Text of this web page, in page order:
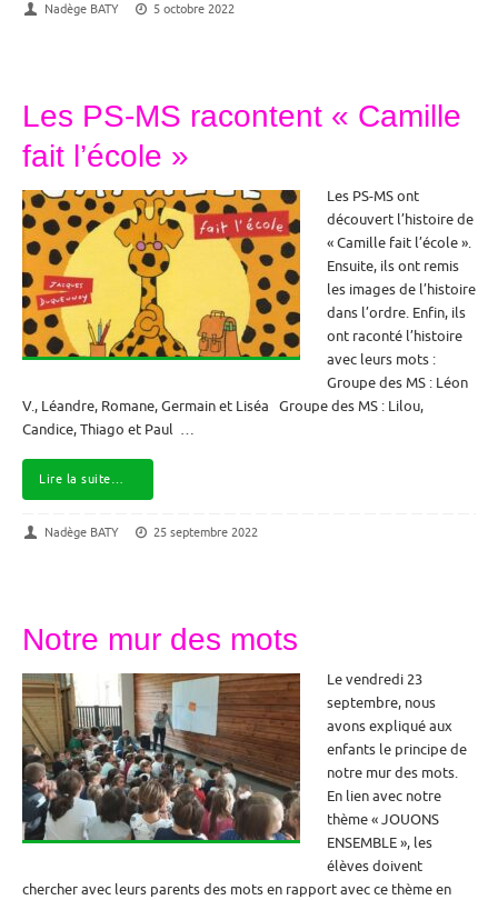
Nadège BATY 5 octobre 2022
Les PS-MS racontent « Camille
fait l’école »
Les PS-MS ont
découvert l’histoire de
« Camille fait l’école ».
Ensuite, ils ont remis
les images de l’histoire
dans l’ordre. Enfin, ils
ont raconté l’histoire
avec leurs mots :
Groupe des MS : Léon
V., Léandre, Romane, Germain et Liséa Groupe des MS : Lilou,
Candice, Thiago et Paul …
Lire la suite…
Nadège BATY 25 septembre 2022
Notre mur des mots
Le vendredi 23
septembre, nous
avons expliqué aux
enfants le principe de
notre mur des mots.
En lien avec notre
thème « JOUONS
ENSEMBLE », les
élèves doivent
chercher avec leurs parents des mots en rapport avec ce thème en